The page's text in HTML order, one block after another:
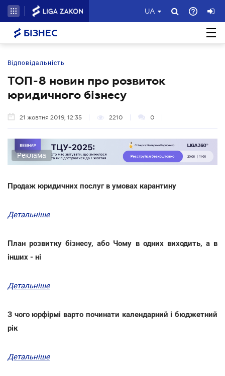
UA
БІЗНЕС
Відповідальність
ТОП-8 новин про розвиток
юридичного бізнесу
21 жовтня 2019, 12:35 2210 0
Реклама
Продаж юридичних послуг в умовах карантину
Детальніше
План розвитку бізнесу, або Чому в одних виходить, а в
інших - ні
Детальніше
З чого юрфірмі варто починати календарний і бюджетний
рік
Детальніше